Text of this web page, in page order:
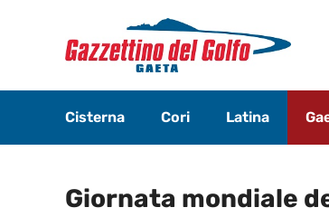
contenuto
Cisterna Cori Latina
Giornata mondiale